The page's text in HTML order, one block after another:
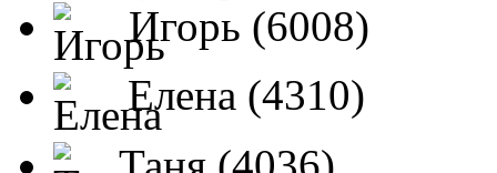
Игорь (6008)
Елена (4310)